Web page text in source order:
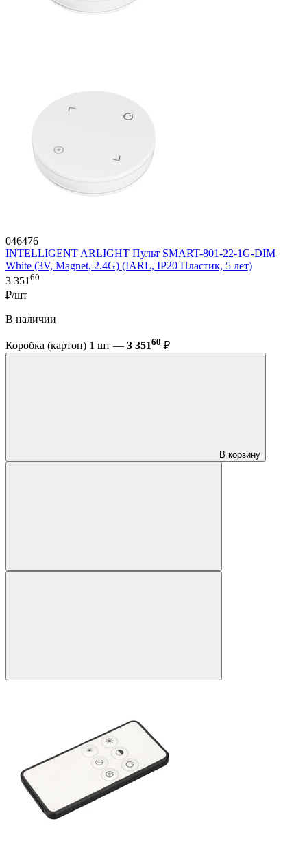
046476
INTELLIGENT ARLIGHT Пульт SMART-801-22-1G-DIM
White (3V, Magnet, 2.4G) (IARL, IP20 Пластик, 5 лет)
3 351 60
₽/шт
В наличии
Коробка (картон) 1 шт — 3 35160 ₽
В корзину